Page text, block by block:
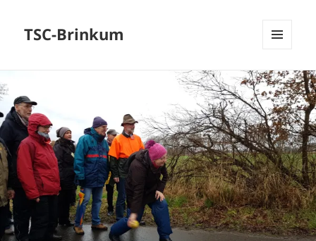
TSC-Brinkum
WIDGETS